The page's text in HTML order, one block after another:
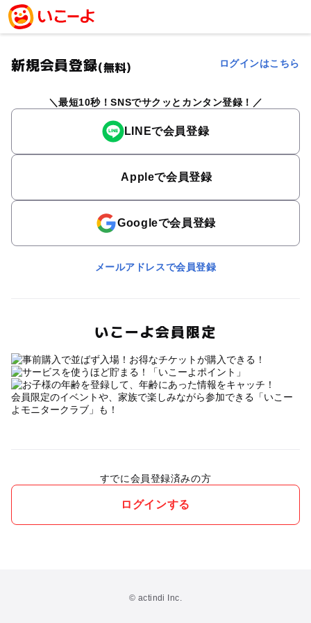
新規会員登録(無料) ログインはこちら
最短10秒！SNSでサクッとカンタン登録！
LINEで会員登録
Appleで会員登録
Googleで会員登録
メールアドレスで会員登録
いこーよ会員限定
会員限定のイベントや、家族で楽しみながら参加できる「いこー
よモニタークラブ」も！
すでに会員登録済みの方
ログインする
© actindi Inc.